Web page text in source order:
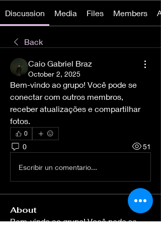
Discussion Media Files Members
Back
Caio Gabriel Braz
October 2, 2025
Bem-vindo ao grupo! Você pode se
conectar com outros membros,
receber atualizações e compartilhar
fotos.
0
0 51
Escribir un comentario...
About
Bem-vindo ao grupo! Você pode se